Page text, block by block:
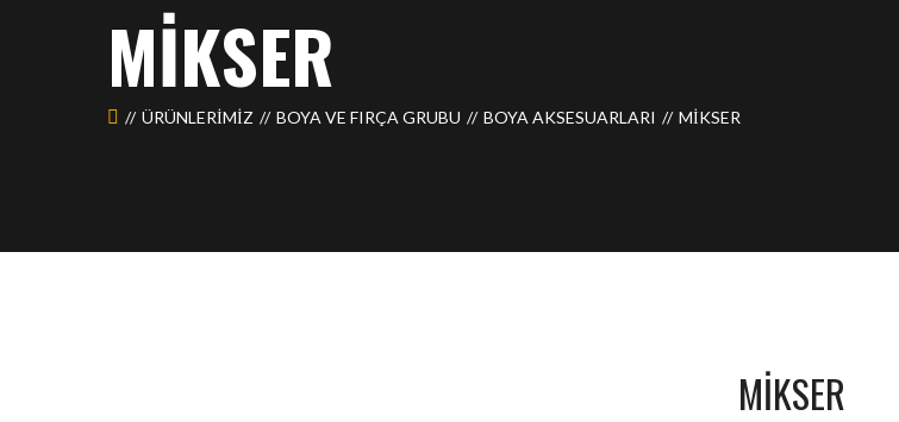
MIKSER
ÜRÜNLERIMIZ BOYA VE FIRÇA GRUBU BOYA AKSESUARLARI MIKSER
MIKSER